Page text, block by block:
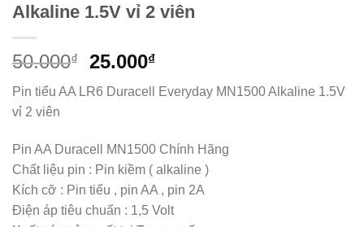
Alkaline 1.5V vỉ 2 viên
50.000₫
Giá
là:
25.000₫Giá
tại
25.000₫.
Pin tiểu AA LR6 Duracell Everyday MN1500 Alkaline 1.5V
vỉ 2 viên
Pin AA Duracell MN1500 Chính Hãng
Chất liệu pin : Pin kiềm ( alkaline )
Kích cỡ : Pin tiểu , pin AA , pin 2A
Điện áp tiêu chuẩn : 1,5 Volt